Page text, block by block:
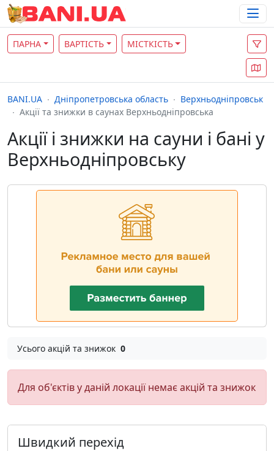
ПАРНА ВАРТІСТЬ МІСТКІСТЬ
BANI.UA Дніпропетровська область
Верхньодніпровськ
Акції та знижки в саунах Верхньодніпровська
Акції і знижки на сауни і бані у
Верхньодніпровську
Усього акцій та знижок 0
Для об'єктів у даній локації немає акцій та знижок
Швидкий перехід